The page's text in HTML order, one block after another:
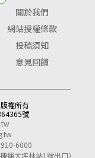
關於我們
網站授權條款
投稿須知
意見回饋
權所有
號
6000
運大坪林站1號出口）